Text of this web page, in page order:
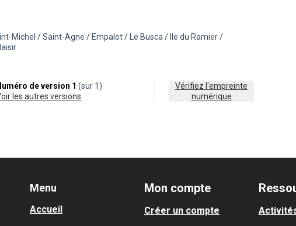
la catégorie : Énergie
résultats pour le secteur : 5 - Saint-Michel / Saint-Agne / Empalot / Le Busca /
Michel / Saint-Agne / Empalot / Le Busca / Ile du Ramier /
de version 1 (sur 1)
voir les autres versions
Vérifiez l'empreinte
numérique
Menu
Accueil
Mon compte
Créer un compte